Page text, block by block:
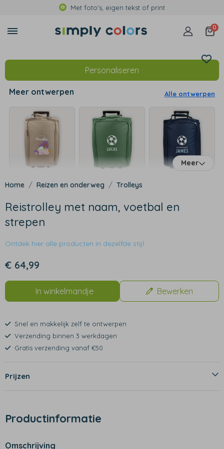
Met foto's, eigen tekst of print
0
Personaliseren
Meer ontwerpen Alle ontwerpen
Meer
Reizen en onderweg Trolleys
Reistrolley met naam, voetbal en
strepen
Ontdek hier alle producten in dezelfde stijl
€ 64,99
In winkelmandje Bewerken
Snel en makkelijk zelf te ontwerpen
Verzending binnen 3 werkdagen
Gratis verzending vanaf €50
Prijzen
Productinformatie
Omschrijving